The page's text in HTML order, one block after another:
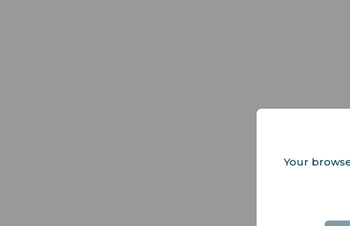
Your